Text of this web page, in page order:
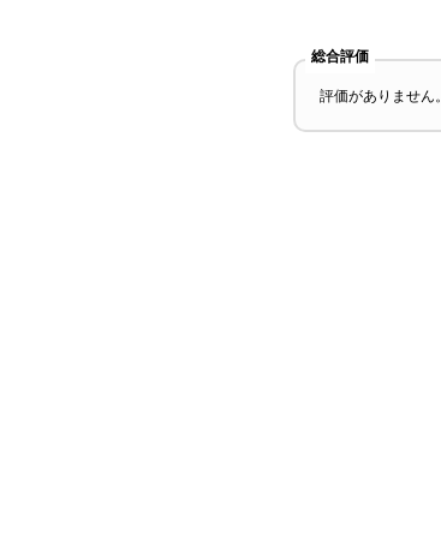
総合評価
評価がありません。